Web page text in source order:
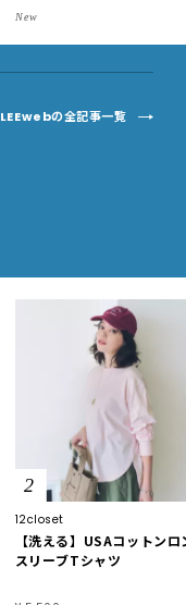
事の美しさに出会いました
New
LEEwebの全記事一覧
2
12closet
【洗える】USAコットンロ
スリーブTシャツ